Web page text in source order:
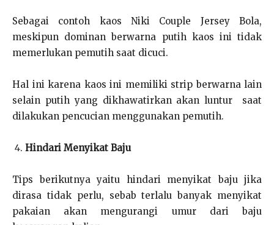
Sebagai contoh kaos Niki Couple Jersey Bola,
meskipun dominan berwarna putih kaos ini tidak
memerlukan pemutih saat dicuci.
Hal ini karena kaos ini memiliki strip berwarna lain
selain putih yang dikhawatirkan akan luntur saat
dilakukan pencucian menggunakan pemutih.
Hindari Menyikat Baju
Tips berikutnya yaitu hindari menyikat baju jika
dirasa tidak perlu, sebab terlalu banyak menyikat
pakaian akan mengurangi umur dari baju